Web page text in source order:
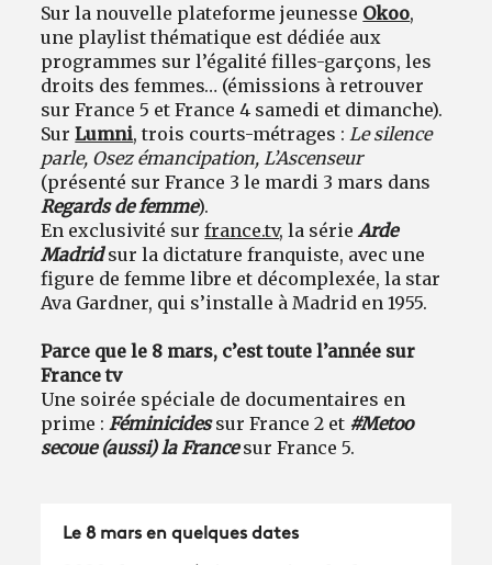
Sur la nouvelle plateforme jeunesse Okoo,
une playlist thématique est dédiée aux
programmes sur l’égalité filles-garçons, les
droits des femmes… (émissions à retrouver
sur France 5 et France 4 samedi et dimanche).
SurLumni, trois courts-métrages : Le silence
parle, Osez émancipation, L’Ascenseur
(présenté sur France 3 le mardi 3 mars dans
Regards de femme).
En exclusivité surfrance.tv, la sérieArde
Madridsur la dictature franquiste, avec une
figure de femme libre et décomplexée, la star
Ava Gardner, qui s’installe à Madrid en 1955.
Parce que le 8 mars, c’est toute l’année sur
France tv
Une soirée spéciale de documentaires en
prime : Féminicidessur France 2 et #Metoo
secoue (aussi) la Francesur France 5.
Le 8 mars en quelques dates